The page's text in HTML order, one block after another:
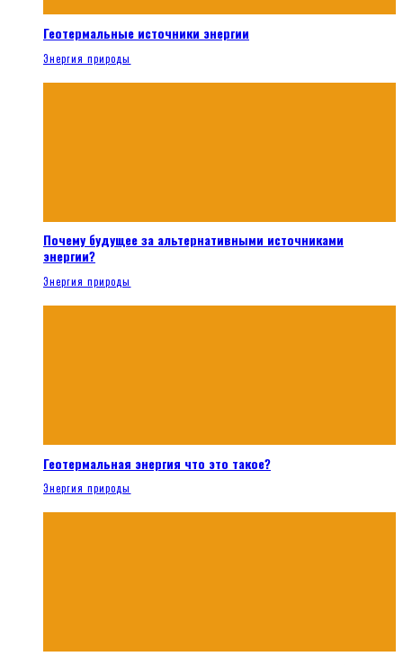
Геотермальные источники энергии
Энергия природы
Почему будущее за альтернативными источниками
энергии?
Энергия природы
Геотермальная энергия что это такое?
Энергия природы